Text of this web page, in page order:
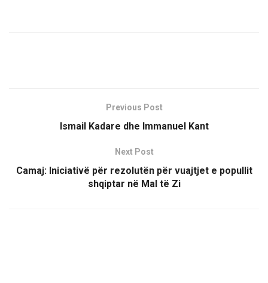
Previous Post
Ismail Kadare dhe Immanuel Kant
Next Post
Camaj: Iniciativë për rezolutën për vuajtjet e popullit
shqiptar në Mal të Zi